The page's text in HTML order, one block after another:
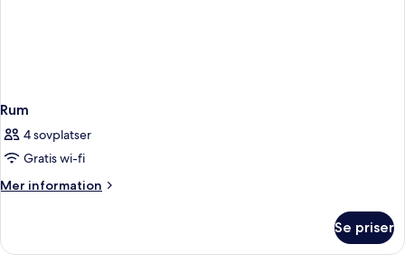
Rum
4 sovplatser
Gratis wi-fi
Mer information
Mer
Se priser